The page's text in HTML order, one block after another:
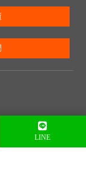
LINE